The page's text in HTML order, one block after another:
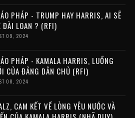
PHÁP - TRUMP HAY HARRIS, AI SẼ
ĐÀI LOAN ? (RFI)
09, 2024
PHÁP - KAMALA HARRIS, LUỒNG
CỦA ĐẢNG DÂN CHỦ (RFI)
08, 2024
CAM KẾT VỀ LÒNG YÊU NƯỚC VÀ